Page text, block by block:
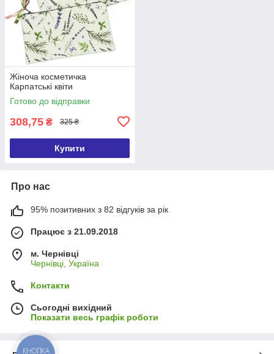
Жіноча косметичка
Карпатські квіти
Готово до відправки
308,75 ₴ 325 ₴
Купити
Про нас
95% позитивних з 82 відгуків за рік
Працює з 21.09.2018
м. Чернівці
Чернівці, Україна
Контакти
Сьогодні вихідний
Показати весь графік роботи
КНОПКА